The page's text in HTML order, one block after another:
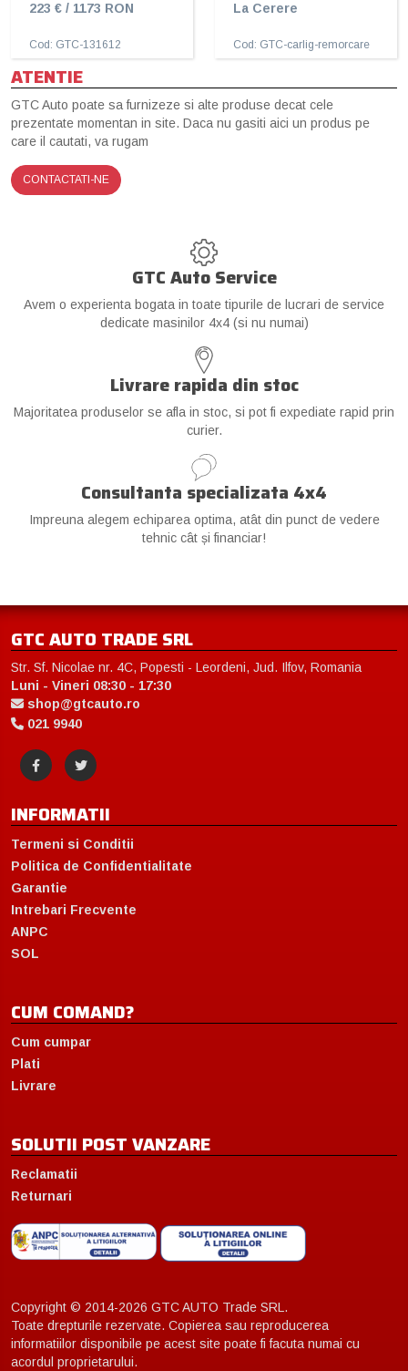
223 € / 1173 RON
Cod: GTC-131612
La Cerere
Cod: GTC-carlig-remorcare
ATENTIE
GTC Auto poate sa furnizeze si alte produse decat cele
prezentate momentan in site. Daca nu gasiti aici un produs pe
care il cautati, va rugam
CONTACTATI-NE
GTC Auto Service
Avem o experienta bogata in toate tipurile de lucrari de service
dedicate masinilor 4x4 (si nu numai)
Livrare rapida din stoc
Majoritatea produselor se afla in stoc, si pot fi expediate rapid prin
curier.
Consultanta specializata 4x4
Impreuna alegem echiparea optima, atât din punct de vedere
tehnic cât și financiar!
GTC AUTO TRADE SRL
Str. Sf. Nicolae nr. 4C, Popesti - Leordeni, Jud. Ilfov, Romania
Luni - Vineri 08:30 - 17:30
shop@gtcauto.ro
021 9940
INFORMATII
Termeni si Conditii
Politica de Confidentialitate
Garantie
Intrebari Frecvente
ANPC
SOL
CUM COMAND?
Cum cumpar
Plati
Livrare
SOLUTII POST VANZARE
Reclamatii
Returnari
Copyright © 2014-2026 GTC AUTO Trade SRL.
Toate drepturile rezervate. Copierea sau reproducerea
informatiilor disponibile pe acest site poate fi facuta numai cu
acordul proprietarului.